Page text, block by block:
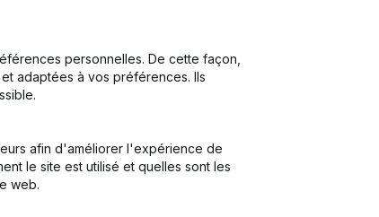
Modification Forme Juridique - But - Demissions, Nominations
Succursale, etc...)
personnelles. De cette façon,
adaptées à vos préférences. Ils
afin d'améliorer l'expérience de
le site est utilisé et quelles sont les
web.